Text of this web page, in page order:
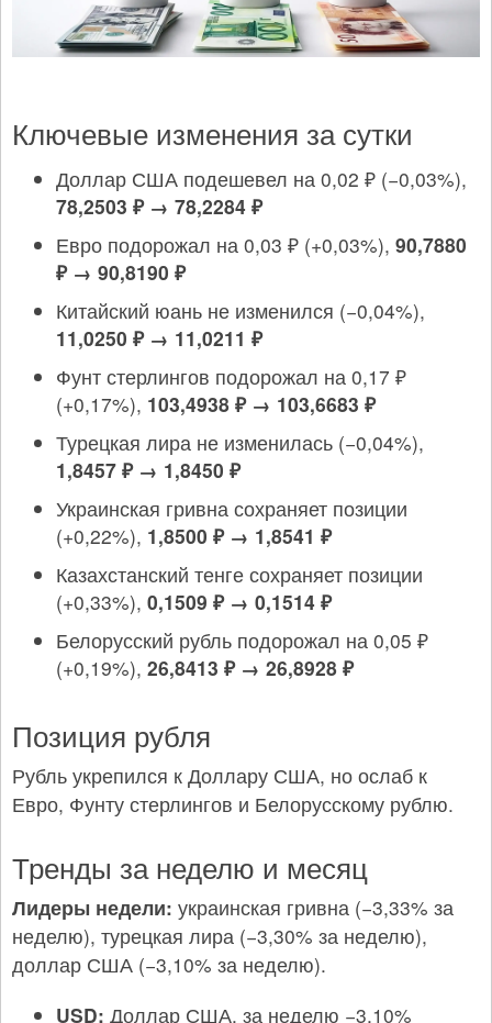
Ключевые изменения за сутки
Доллар США подешевел на 0,02 ₽ (−0,03%),
78,2503 ₽ → 78,2284 ₽
Евро подорожал на 0,03 ₽ (+0,03%), 90,7880
₽ → 90,8190 ₽
Китайский юань не изменился (−0,04%),
11,0250 ₽ → 11,0211 ₽
Фунт стерлингов подорожал на 0,17 ₽
(+0,17%), 103,4938 ₽ → 103,6683 ₽
Турецкая лира не изменилась (−0,04%),
1,8457 ₽ → 1,8450 ₽
Украинская гривна сохраняет позиции
(+0,22%), 1,8500 ₽ → 1,8541 ₽
Казахстанский тенге сохраняет позиции
(+0,33%), 0,1509 ₽ → 0,1514 ₽
Белорусский рубль подорожал на 0,05 ₽
(+0,19%), 26,8413 ₽ → 26,8928 ₽
Позиция рубля
Рубль укрепился к Доллару США, но ослаб к
Евро, Фунту стерлингов и Белорусскому рублю.
Тренды за неделю и месяц
Лидеры недели: украинская гривна (−3,33% за
неделю), турецкая лира (−3,30% за неделю),
доллар США (−3,10% за неделю).
USD: Доллар США. за неделю −3,10%